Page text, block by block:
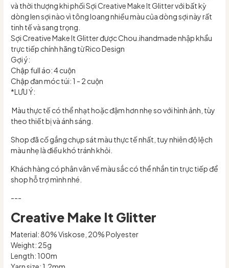
và thời thượng khi phối Sợi Creative Make It Glitter với bất kỳ
dòng len sợi nào vì tông loang nhiều màu của dòng sợi này rất
tinh tế và sang trọng.
Sợi Creative Make It Glitter được Chou.ihandmade nhập khẩu
trực tiếp chính hãng từ Rico Design
Gợi ý:
Chập full áo: 4 cuộn
Chập đan móc túi: 1 - 2 cuộn
*LƯU Ý:
Màu thực tế có thể nhạt hoặc đậm hơn nhẹ so với hình ảnh, tùy
theo thiết bị và ánh sáng.
Shop đã cố gắng chụp sát màu thực tế nhất, tuy nhiên độ lệch
màu nhẹ là điều khó tránh khỏi.
Khách hàng có phân vân về màu sắc có thể nhắn tin trực tiếp để
shop hỗ trợ mình nhé.
---
Creative Make It Glitter
Material: 80% Viskose, 20% Polyester
Weight: 25g
Length: 100m